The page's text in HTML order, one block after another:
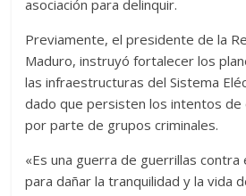
asociación para delinquir.
Previamente, el presidente de la
Maduro, instruyó fortalecer los
las infraestructuras del Sistema
dado que persisten los intentos de
por parte de grupos criminales.
«Es una guerra de guerrillas
para dañar la tranquilidad y la vida